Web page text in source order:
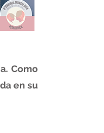
Como
en su